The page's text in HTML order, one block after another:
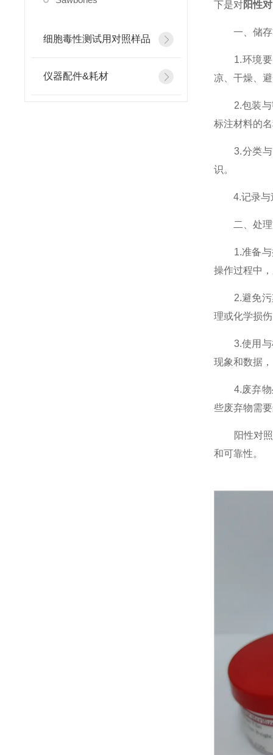
细胞毒性测试用对照样品
仪器配件&耗材
下是对阳性
一、储存
1.环境要求
凉、干燥、
2.包装与密
标注材料的
3.分类与标
识。
4.记录与追
二、处理
1.准备与操
操作过程中
2.避免污染
理或化学损
3.使用与检
现象和数据
4.废弃物处
些废弃物需
阳性对照材
和可靠性。